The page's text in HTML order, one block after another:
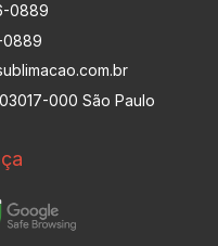
0889
0889
000 São Paulo